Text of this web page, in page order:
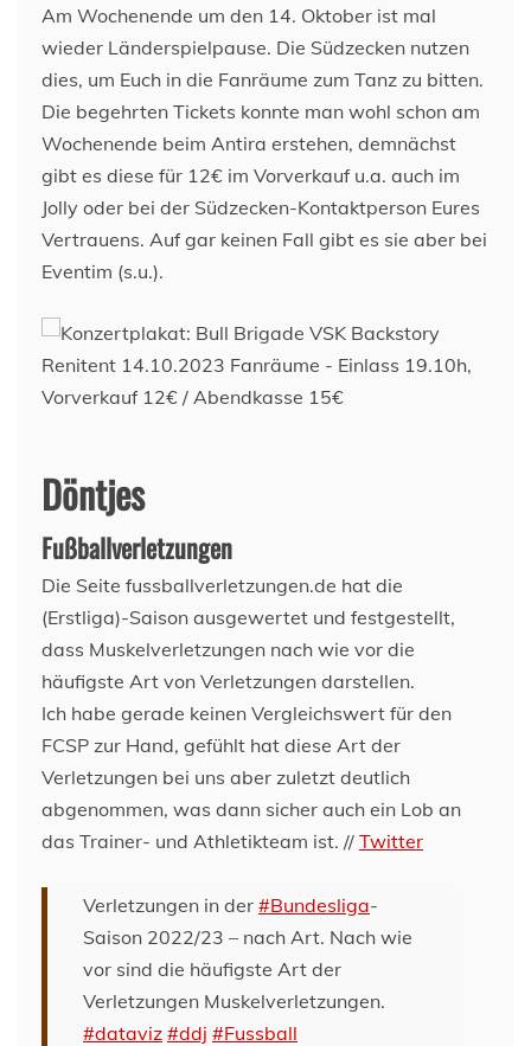
Am Wochenende um den 14. Oktober ist mal
wieder Länderspielpause. Die Südzecken nutzen
dies, um Euch in die Fanräume zum Tanz zu bitten.
Die begehrten Tickets konnte man wohl schon am
Wochenende beim Antira erstehen, demnächst
gibt es diese für 12€ im Vorverkauf u.a. auch im
Jolly oder bei der Südzecken-Kontaktperson Eures
Vertrauens. Auf gar keinen Fall gibt es sie aber bei
Eventim (s.u.).
Döntjes
Fußballverletzungen
Die Seite fussballverletzungen.de hat die
(Erstliga)-Saison ausgewertet und festgestellt,
dass Muskelverletzungen nach wie vor die
häufigste Art von Verletzungen darstellen.
Ich habe gerade keinen Vergleichswert für den
FCSP zur Hand, gefühlt hat diese Art der
Verletzungen bei uns aber zuletzt deutlich
abgenommen, was dann sicher auch ein Lob an
das Trainer- und Athletikteam ist. // Twitter
Verletzungen in der #Bundesliga-
Saison 2022/23 – nach Art. Nach wie
vor sind die häufigste Art der
Verletzungen Muskelverletzungen.
#dataviz #ddj #Fussball